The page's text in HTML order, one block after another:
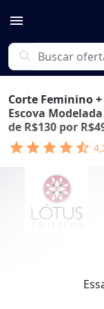
menu
search
Corte Feminino
Escova
de R$130 por
starstarstarstarstar_half